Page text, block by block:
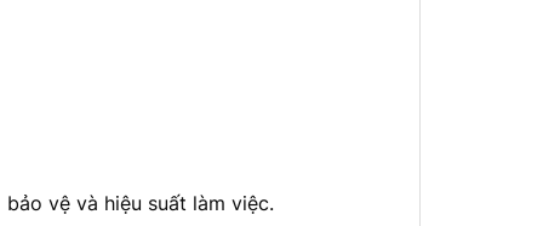
vệ và hiệu suất làm việc.